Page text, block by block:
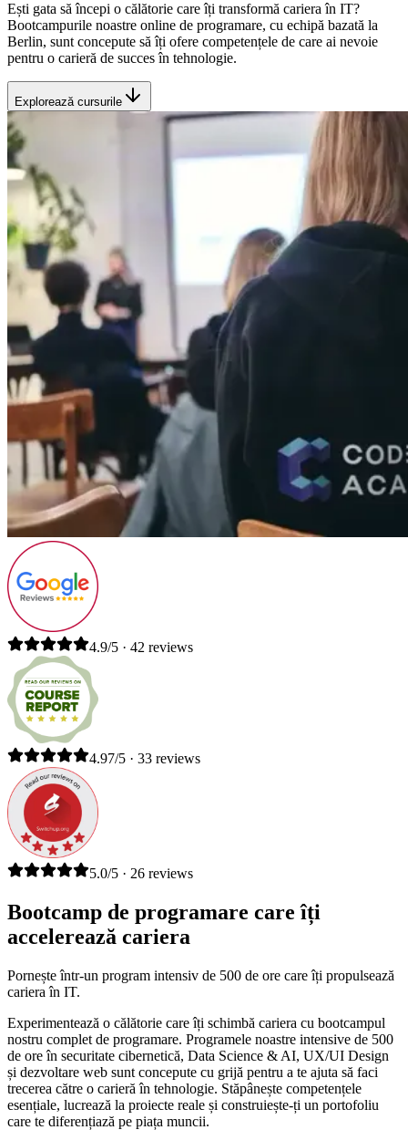
Ești gata să începi o călătorie care îți transformă cariera în IT?
Bootcampurile noastre online de programare, cu echipă bazată la
Berlin, sunt concepute să îți ofere competențele de care ai nevoie
pentru o carieră de succes în tehnologie.
Explorează cursurile
4.9/5 · 42 reviews
4.97/5 · 33 reviews
5.0/5 · 26 reviews
Bootcamp de programare care îți
accelerează cariera
Pornește într-un program intensiv de 500 de ore care îți propulsează
cariera în IT.
Experimentează o călătorie care îți schimbă cariera cu bootcampul
nostru complet de programare. Programele noastre intensive de 500
de ore în securitate cibernetică, Data Science & AI, UX/UI Design
și dezvoltare web sunt concepute cu grijă pentru a te ajuta să faci
trecerea către o carieră în tehnologie. Stăpânește competențele
esențiale, lucrează la proiecte reale și construiește-ți un portofoliu
care te diferențiază pe piața muncii.